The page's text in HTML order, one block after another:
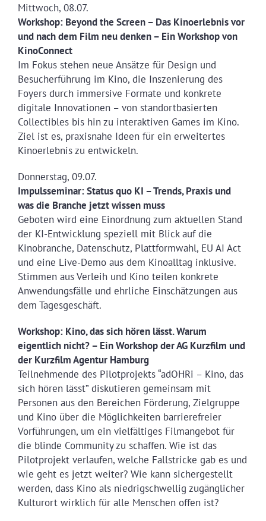
Mittwoch, 08.07.
Workshop: Beyond the Screen – Das Kinoerlebnis vor
und nach dem Film neu denken – Ein Workshop von
KinoConnect
Im Fokus stehen neue Ansätze für Design und
Besucherführung im Kino, die Inszenierung des
Foyers durch immersive Formate und konkrete
digitale Innovationen – von standortbasierten
Collectibles bis hin zu interaktiven Games im Kino.
Ziel ist es, praxisnahe Ideen für ein erweitertes
Kinoerlebnis zu entwickeln.
Donnerstag, 09.07.
Impulsseminar: Status quo KI – Trends, Praxis und
was die Branche jetzt wissen muss
Geboten wird eine Einordnung zum aktuellen Stand
der KI-Entwicklung speziell mit Blick auf die
Kinobranche, Datenschutz, Plattformwahl, EU AI Act
und eine Live-Demo aus dem Kinoalltag inklusive.
Stimmen aus Verleih und Kino teilen konkrete
Anwendungsfälle und ehrliche Einschätzungen aus
dem Tagesgeschäft.
Workshop: Kino, das sich hören lässt. Warum
eigentlich nicht? – Ein Workshop der AG Kurzfilm und
der Kurzfilm Agentur Hamburg
Teilnehmende des Pilotprojekts “adOHRi – Kino, das
sich hören lässt” diskutieren gemeinsam mit
Personen aus den Bereichen Förderung, Zielgruppe
und Kino über die Möglichkeiten barrierefreier
Vorführungen, um ein vielfältiges Filmangebot für
die blinde Community zu schaffen. Wie ist das
Pilotprojekt verlaufen, welche Fallstricke gab es und
wie geht es jetzt weiter? Wie kann sichergestellt
werden, dass Kino als niedrigschwellig zugänglicher
Kulturort wirklich für alle Menschen offen ist?